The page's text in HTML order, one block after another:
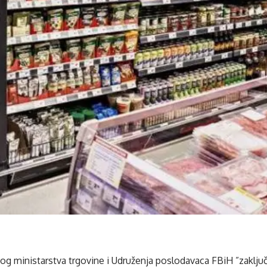
ministarstva trgovine i Udruženja poslodavaca FBiH